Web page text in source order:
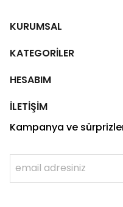
KURUMSAL
KATEGORİLER
HESABIM
İLETİŞİM
Kampanya ve